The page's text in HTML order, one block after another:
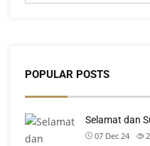
POPULAR POSTS
Selamat dan
07 Dec 24